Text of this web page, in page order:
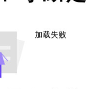
加载失败